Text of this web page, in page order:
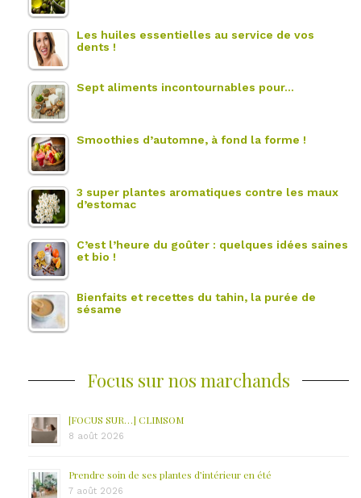
Les huiles essentielles au service de vos
dents !
Sept aliments incontournables pour…
Smoothies d’automne, à fond la forme !
3 super plantes aromatiques contre les maux
d’estomac
C’est l’heure du goûter : quelques idées saines
et bio !
Bienfaits et recettes du tahin, la purée de
sésame
Focus sur nos marchands
[FOCUS SUR…] CLIMSOM
8 août 2026
Prendre soin de ses plantes d’intérieur en été
7 août 2026